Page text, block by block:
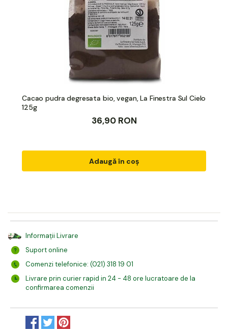
Cacao pudra degresata bio, vegan, La Finestra Sul Cielo
125g
36,90 RON
Adaugă în coș
Informații Livrare
Suport online
Comenzi telefonice: (021) 318 19 01
Livrare prin curier rapid in 24 - 48 ore lucratoare de la
confirmarea comenzii